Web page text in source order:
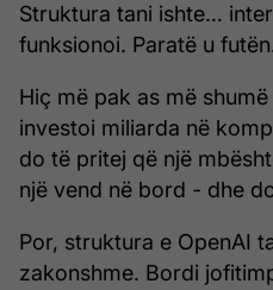
Struktura tani ishte…
funksionoi. Paratë u
Hiç më pak as më
investoi miliarda në
do të pritej që një
një vend në bord - dhe
Por, struktura e OpenAI
zakonshme. Bordi